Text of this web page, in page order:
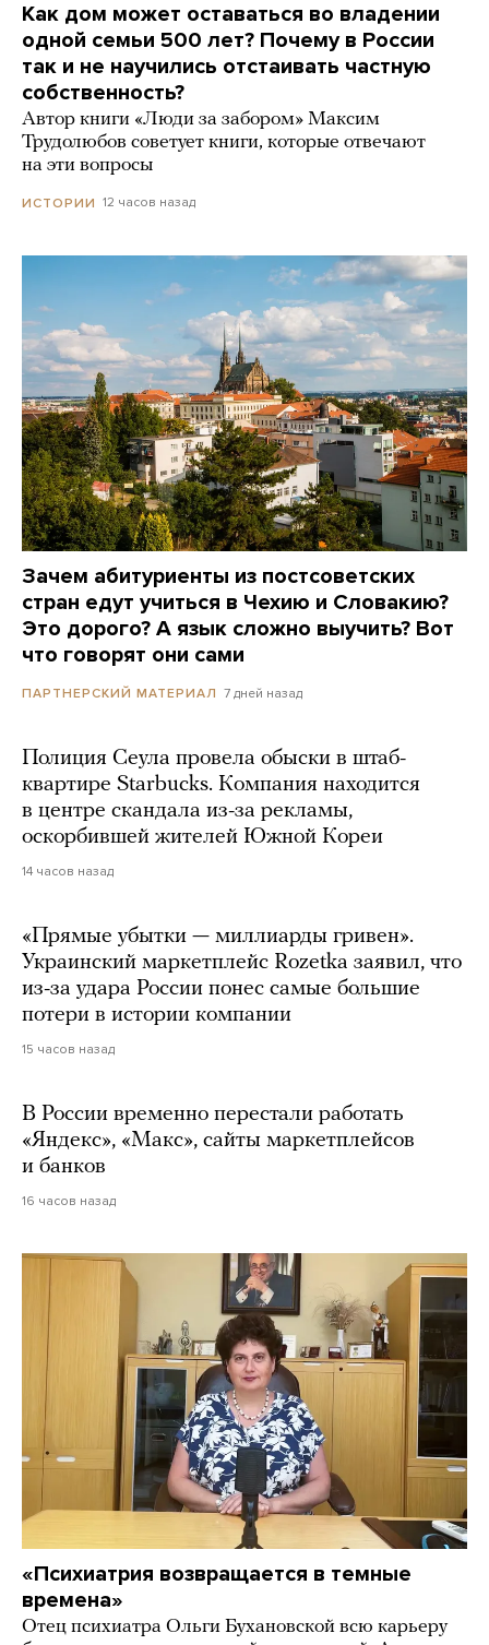
Как дом может оставаться во владении
одной семьи 500 лет? Почему в России
так и не научились отстаивать частную
собственность?
Автор книги «Люди за забором» Максим
Трудолюбов советует книги, которые отвечают
на эти вопросы
ИСТОРИИ 12 часов назад
Зачем абитуриенты из постсоветских
стран едут учиться в Чехию и Словакию?
Это дорого? А язык сложно выучить? Вот
что говорят они сами
ПАРТНЕРСКИЙ МАТЕРИАЛ 7 дней назад
Полиция Сеула провела обыски в штаб-
квартире Starbucks. Компания находится
в центре скандала из-за рекламы,
оскорбившей жителей Южной Кореи
14 часов назад
«Прямые убытки — миллиарды гривен».
Украинский маркетплейс Rozetka заявил, что
из-за удара России понес самые большие
потери в истории компании
15 часов назад
В России временно перестали работать
«Яндекс», «Макс», сайты маркетплейсов
и банков
16 часов назад
«Психиатрия возвращается в темные
времена»
Отец психиатра Ольги Бухановской всю карьеру